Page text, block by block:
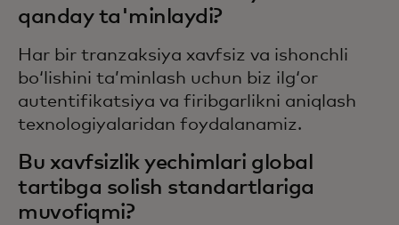
qanday ta'minlaydi?
Har bir tranzaksiya xavfsiz va ishonchli
boʻlishini taʼminlash uchun biz ilgʻor
autentifikatsiya va firibgarlikni aniqlash
texnologiyalaridan foydalanamiz.
Bu xavfsizlik yechimlari global
tartibga solish standartlariga
muvofiqmi?